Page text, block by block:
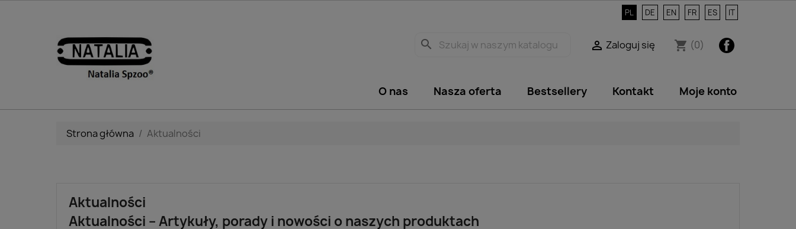
PL DE EN FR ES IT
Facebook
shopping_cart (0)
 Zaloguj się
search
O nas Nasza oferta Bestsellery Kontakt Moje konto
Strona główna Aktualności
Aktualności
Aktualności – Artykuły, porady i nowości o naszych produktach